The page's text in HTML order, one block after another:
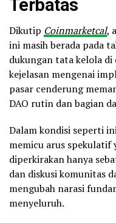
Terbatas
Dikutip Coinmarketcal,
ini masih berada pada
dukungan tata kelola di
kejelasan mengenai
pasar cenderung
DAO rutin dan bagian
Dalam kondisi seperti
memicu arus spekulatif
diperkirakan hanya
dan diskusi komunitas
mengubah narasi
menyeluruh.